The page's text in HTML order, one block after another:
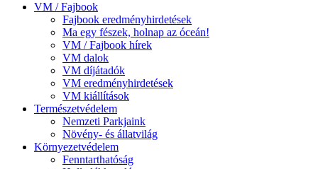
VM / Fajbook
Fajbook eredményhirdetések
Ma egy fészek, holnap az óceán!
VM / Fajbook hírek
VM dalok
VM díjátadók
VM eredményhirdetések
VM kiállítások
Természetvédelem
Nemzeti Parkjaink
Növény- és állatvilág
Környezetvédelem
Fenntarthatóság